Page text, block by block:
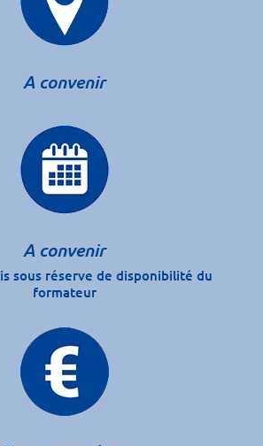
A convenir
A convenir
sous réserve de disponibilité du
formateur